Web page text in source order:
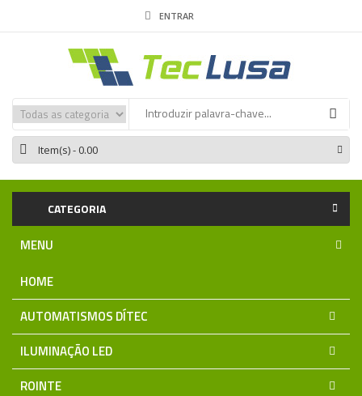
ENTRAR
Item(s)- 0.00
CATEGORIA
MENU
HOME
AUTOMATISMOS DÍTEC
ILUMINAÇÃO LED
ROINTE